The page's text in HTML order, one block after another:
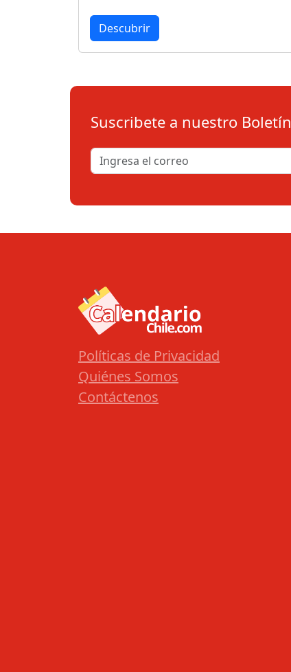
Descubrir
Suscribete a nuestro Boletín
Políticas de Privacidad
Quiénes Somos
Contáctenos